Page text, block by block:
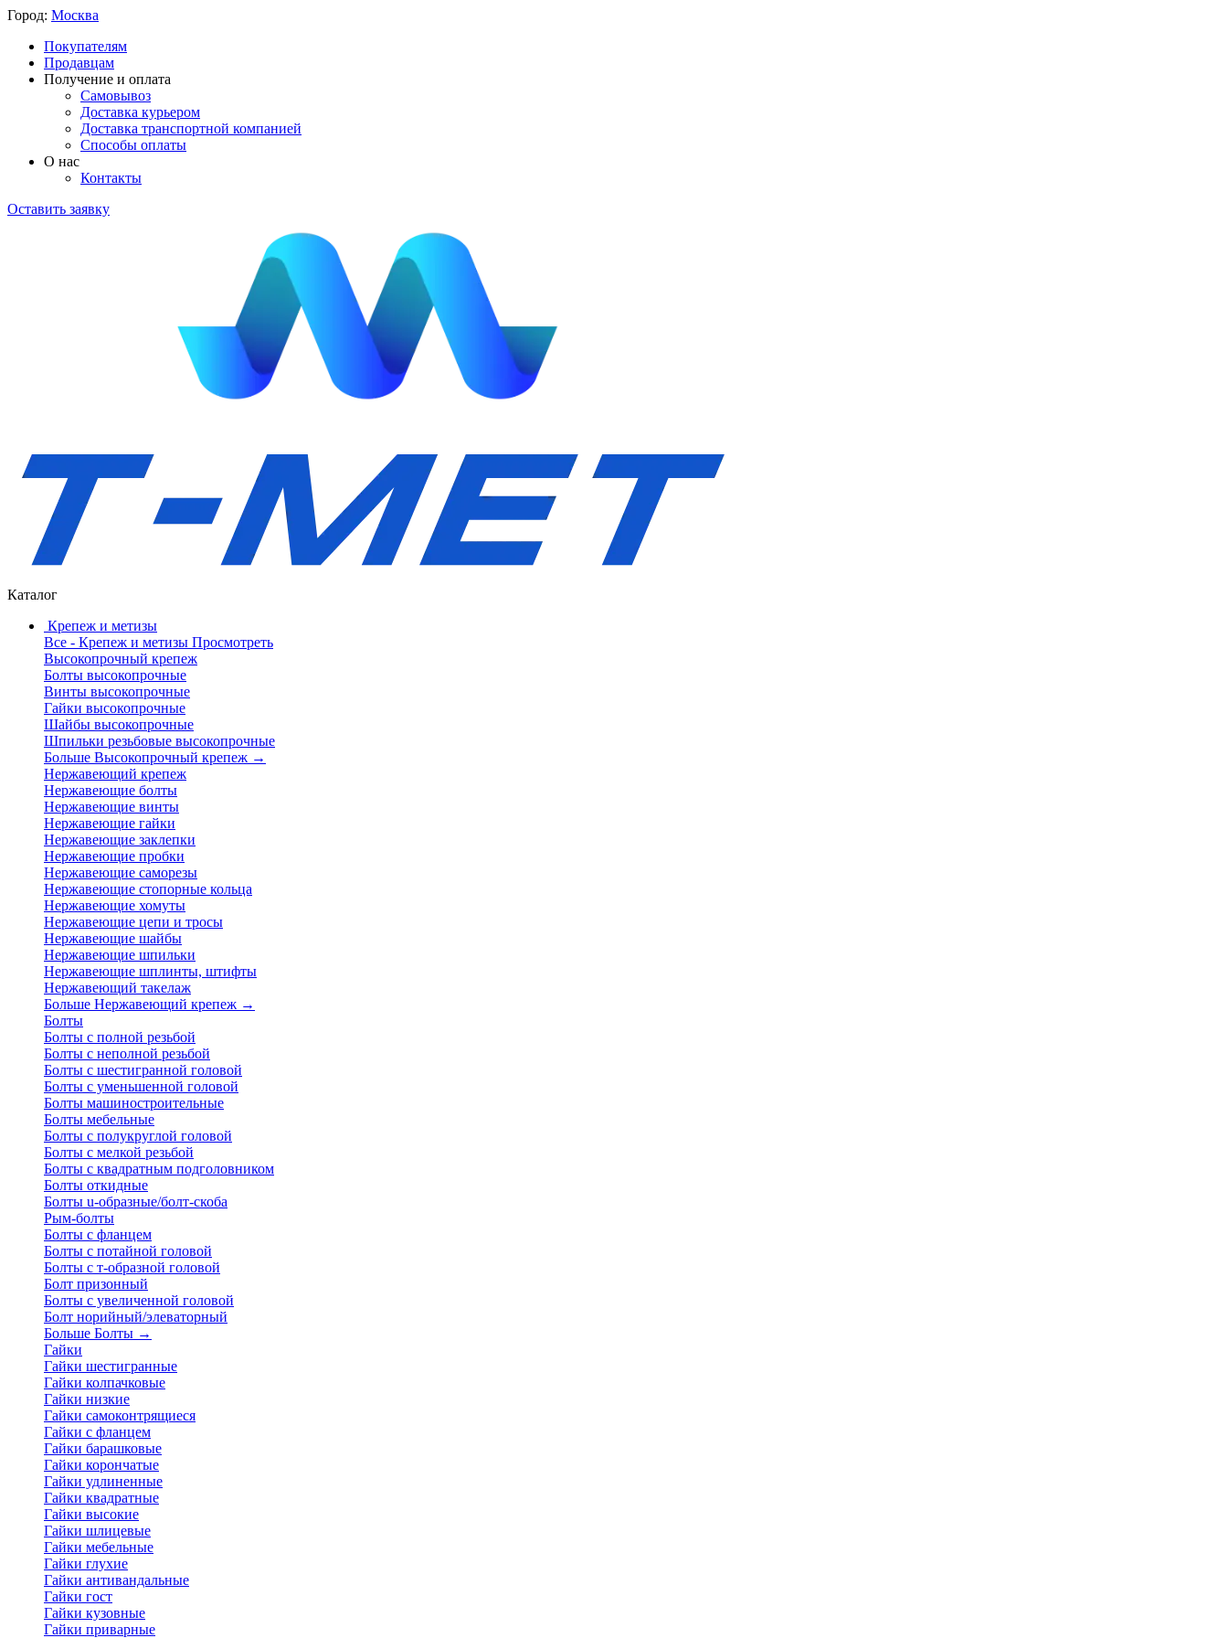
Город: Москва
Покупателям
Продавцам
Получение и оплата
Самовывоз
Доставка курьером
Доставка транспортной компанией
Способы оплаты
О нас
Контакты
Оставить заявку
Каталог
Крепеж и метизы
Все - Крепеж и метизы Просмотреть
Высокопрочный крепеж
Болты высокопрочные
Винты высокопрочные
Гайки высокопрочные
Шайбы высокопрочные
Шпильки резьбовые высокопрочные
Больше Высокопрочный крепеж →
Нержавеющий крепеж
Нержавеющие болты
Нержавеющие винты
Нержавеющие гайки
Нержавеющие заклепки
Нержавеющие пробки
Нержавеющие саморезы
Нержавеющие стопорные кольца
Нержавеющие хомуты
Нержавеющие цепи и тросы
Нержавеющие шайбы
Нержавеющие шпильки
Нержавеющие шплинты, штифты
Нержавеющий такелаж
Больше Нержавеющий крепеж →
Болты
Болты с полной резьбой
Болты с неполной резьбой
Болты с шестигранной головой
Болты с уменьшенной головой
Болты машиностроительные
Болты мебельные
Болты с полукруглой головой
Болты с мелкой резьбой
Болты с квадратным подголовником
Болты откидные
Болты u-образные/болт-скоба
Рым-болты
Болты с фланцем
Болты с потайной головой
Болты с т-образной головой
Болт призонный
Болты с увеличенной головой
Болт норийный/элеваторный
Больше Болты →
Гайки
Гайки шестигранные
Гайки колпачковые
Гайки низкие
Гайки самоконтрящиеся
Гайки с фланцем
Гайки барашковые
Гайки корончатые
Гайки удлиненные
Гайки квадратные
Гайки высокие
Гайки шлицевые
Гайки мебельные
Гайки глухие
Гайки антивандальные
Гайки гост
Гайки кузовные
Гайки приварные